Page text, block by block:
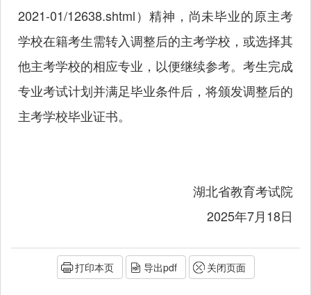
2021-01/12638.shtml）精神，尚未毕业的原主考
学校在籍考生需转入调整后的主考学校，或选择其
他主考学校的相应专业，以便继续参考。考生完成
专业考试计划并满足毕业条件后，将颁发调整后的
主考学校毕业证书。
湖北省教育考试院
2025年7月18日
打印本页 导出pdf 关闭页面